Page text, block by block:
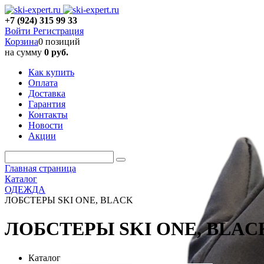
+7 (924) 315 99 33
Войти Регистрация
Корзина0 позиций
на сумму 0 руб.
Как купить
Оплата
Доставка
Гарантия
Контакты
Новости
Акции
Главная страница
Каталог
ОДЕЖДА
ЛОБСТЕРЫ SKI ONE, BLACK
ЛОБСТЕРЫ SKI ONE,
Каталог